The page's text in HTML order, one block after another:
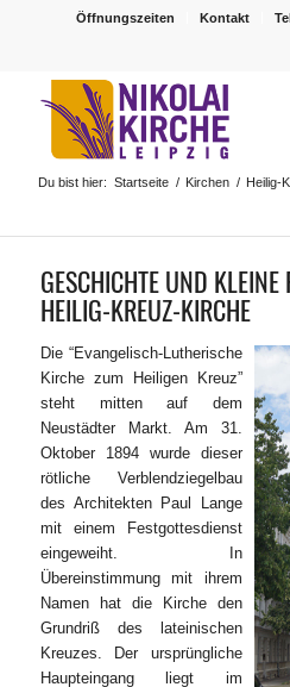
Öffnungszeiten Kontakt
Du bist hier: Startseite / Kirchen / Heilig-
GESCHICHTE UND
HEILIG-KREUZ-KIRCHE
Die “Evangelisch-Lutherische
Kirche zum Heiligen Kreuz”
steht mitten auf dem
Neustädter Markt. Am 31.
Oktober 1894 wurde dieser
rötliche Verblendziegelbau
des Architekten Paul Lange
mit einem Festgottesdienst
eingeweiht. In
Übereinstimmung mit ihrem
Namen hat die Kirche den
Grundriß des lateinischen
Kreuzes. Der ursprüngliche
Haupteingang liegt im